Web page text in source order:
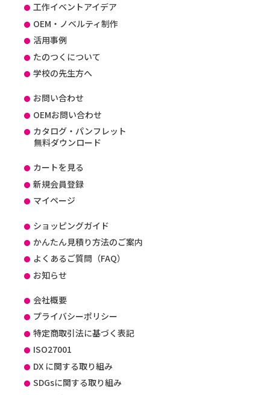
工作イベントアイデア
OEM・ノベルティ制作
活用事例
たのつくについて
学校の先生方へ
お問い合わせ
OEMお問い合わせ
カタログ・パンフレット
無料ダウンロード
カートを見る
新規会員登録
マイページ
ショッピングガイド
かんたん見積り方法のご案内
よくあるご質問（FAQ）
お知らせ
会社概要
プライバシーポリシー
特定商取引法に基づく表記
ISO27001
DX に関する取り組み
SDGsに関する取り組み